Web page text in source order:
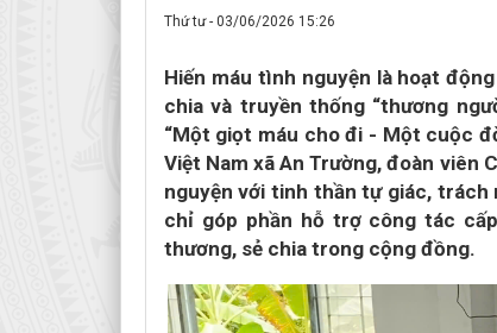
Thứ tư - 03/06/2026 15:26
Hiến máu tình nguyện là hoạt
chia và truyền thống “thương
“Một giọt máu cho đi - Một cuộc
Việt Nam xã An Trường, đoàn viên
nguyện với tinh thần tự giác,
chỉ góp phần hỗ trợ công tác
thương, sẻ chia trong cộng đồng.